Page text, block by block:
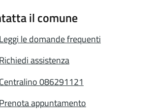
il comune
Leggi le domande frequenti
Richiedi assistenza
Centralino 086291121
Prenota appuntamento